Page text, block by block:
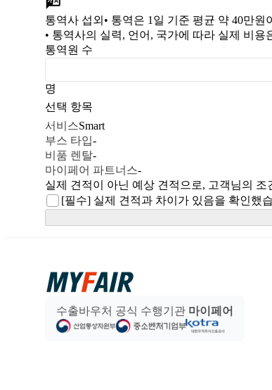
통역사 섭외 • 통역은 1일 기준 평균 약 40만
• 통역사의 실력, 언어, 국가에 따라 실제 비용
통역원 수
명
선택 항목
서비스Smart
부스 타입-
비품 렌탈-
마이페어 파트너스-
실제 견적이 아닌 예상 견적으로, 고객님의
[필수] 실제 견적과 차이가 있음을 확인했
수출바우처 공식 수행기관 마이페어